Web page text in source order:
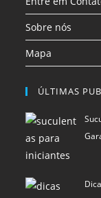
Sobre nós
Mapa
ÚLTIMAS